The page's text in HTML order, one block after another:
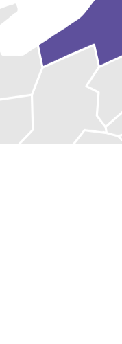
青森県（ 5 ）»
岩手県（ 9 ）»
● 宮城県（ 8 ）»
福島県（ 2 ）»
●
新潟県（ 1 ）»